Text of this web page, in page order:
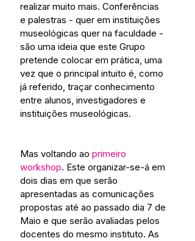
realizar muito mais. Conferências
e palestras - quer em instituições
museológicas quer na faculdade -
são uma ideia que este Grupo
pretende colocar em prática, uma
vez que o principal intuito é, como
já referido, traçar conhecimento
entre alunos, investigadores e
instituições museológicas.
Mas voltando ao primeiro
workshop. Este organizar-se-á em
dois dias em que serão
apresentadas as comunicações
propostas até ao passado dia 7 de
Maio e que serão avaliadas pelos
docentes do mesmo instituto. As